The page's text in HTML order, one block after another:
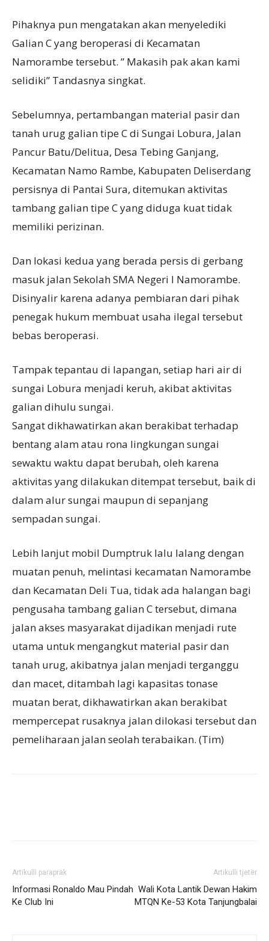
Pihaknya pun mengatakan akan menyelediki
Galian C yang beroperasi di Kecamatan
Namorambe tersebut. ” Makasih pak akan kami
selidiki” Tandasnya singkat.
Sebelumnya, pertambangan material pasir dan
tanah urug galian tipe C di Sungai Lobura, Jalan
Pancur Batu/Delitua, Desa Tebing Ganjang,
Kecamatan Namo Rambe, Kabupaten Deliserdang
persisnya di Pantai Sura, ditemukan aktivitas
tambang galian tipe C yang diduga kuat tidak
memiliki perizinan.
Dan lokasi kedua yang berada persis di gerbang
masuk jalan Sekolah SMA Negeri l Namorambe.
Disinyalir karena adanya pembiaran dari pihak
penegak hukum membuat usaha ilegal tersebut
bebas beroperasi.
Tampak tepantau di lapangan, setiap hari air di
sungai Lobura menjadi keruh, akibat aktivitas
galian dihulu sungai.
Sangat dikhawatirkan akan berakibat terhadap
bentang alam atau rona lingkungan sungai
sewaktu waktu dapat berubah, oleh karena
aktivitas yang dilakukan ditempat tersebut, baik di
dalam alur sungai maupun di sepanjang
sempadan sungai.
Lebih lanjut mobil Dumptruk lalu lalang dengan
muatan penuh, melintasi kecamatan Namorambe
dan Kecamatan Deli Tua, tidak ada halangan bagi
pengusaha tambang galian C tersebut, dimana
jalan akses masyarakat dijadikan menjadi rute
utama untuk mengangkut material pasir dan
tanah urug, akibatnya jalan menjadi terganggu
dan macet, ditambah lagi kapasitas tonase
muatan berat, dikhawatirkan akan berakibat
mempercepat rusaknya jalan dilokasi tersebut dan
pemeliharaan jalan seolah terabaikan. (Tim)
Artikulli paraprak
Informasi Ronaldo Mau Pindah
Ke Club Ini
Artikulli tjetër
Wali Kota Lantik Dewan Hakim
MTQN Ke-53 Kota Tanjungbalai